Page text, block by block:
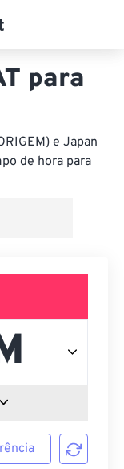
para
e Japan
de hora para